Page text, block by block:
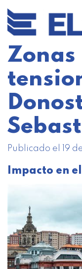
Zonas
Publicado el 19
Impacto en